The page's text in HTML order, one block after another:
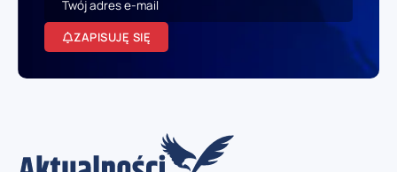
ZAPISUJĘ SIĘ